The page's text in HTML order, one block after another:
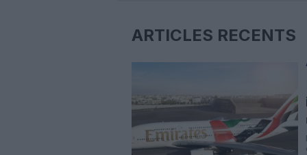
ARTICLES RÉCENTS